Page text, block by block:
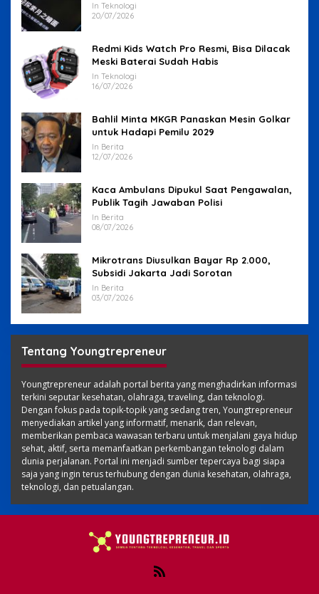
In Teknologi
20/07/2026
Redmi Kids Watch Pro Resmi, Bisa Dilacak
Meski Baterai Sudah Habis
In Teknologi
16/07/2026
Bahlil Minta MKGR Panaskan Mesin Golkar
untuk Hadapi Pemilu 2029
In Berita
12/07/2026
Kaca Ambulans Dipukul Saat Pengawalan,
Publik Tagih Jawaban Polisi
In Berita
08/07/2026
Mikrotrans Diusulkan Bayar Rp 2.000,
Subsidi Jakarta Jadi Sorotan
In Berita
03/07/2026
Tentang Youngtrepreneur
Youngtrepreneur adalah portal berita yang menghadirkan informasi
terkini seputar kesehatan, olahraga, traveling, dan teknologi.
Dengan fokus pada topik-topik yang sedang tren, Youngtrepreneur
menyediakan artikel yang informatif, menarik, dan relevan,
memberikan pembaca wawasan terbaru untuk menjalani gaya hidup
sehat, aktif, serta memanfaatkan perkembangan teknologi dalam
dunia perjalanan. Portal ini menjadi sumber tepercaya bagi siapa
saja yang ingin terus terhubung dengan dunia kesehatan, olahraga,
teknologi, dan petualangan.